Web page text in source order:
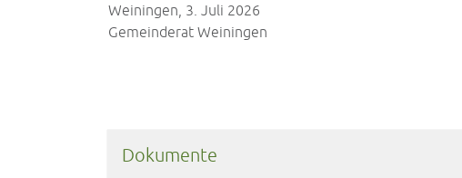
Weiningen, 3.
Gemeinderat Weiningen
Dokumente